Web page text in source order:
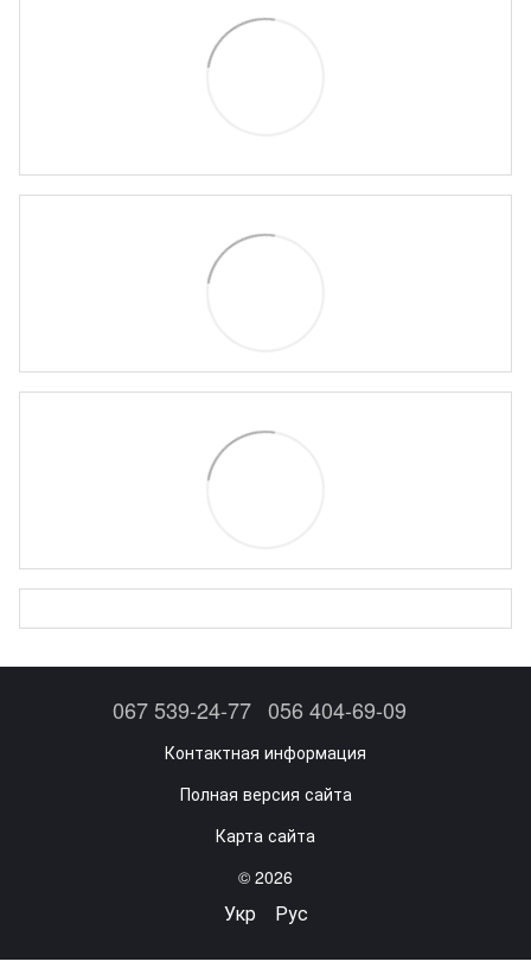
067 539-24-77 056 404-69-09
Контактная информация
Полная версия сайта
Карта сайта
© 2026
Укр Рус